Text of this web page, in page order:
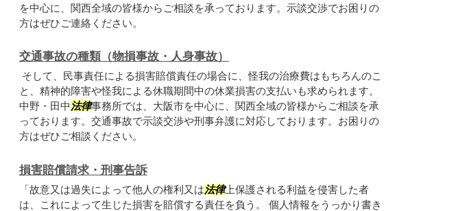
を中心に、関西全域の皆様からご相談を承っております。示談交渉でお困りの
方はぜひご連絡ください。
交通事故の種類（物損事故・人身事故）
そして、民事責任による損害賠償責任の場合に、怪我の治療費はもちろんのこ
と、精神的障害や怪我による休職期間中の休業損害の支払いも求められます。
中野・田中 法律事務所では、大阪市を中心に、関西全域の皆様からご相談を承
っております。交通事故で示談交渉や刑事弁護に対応しております。お困りの
方はぜひご相談ください。
損害賠償請求・刑事告訴
「故意又は過失によって他人の権利又は法律上保護される利益を侵害した者
は、これによって生じた損害を賠償する責任を負う。 個人情報をうっかり書き